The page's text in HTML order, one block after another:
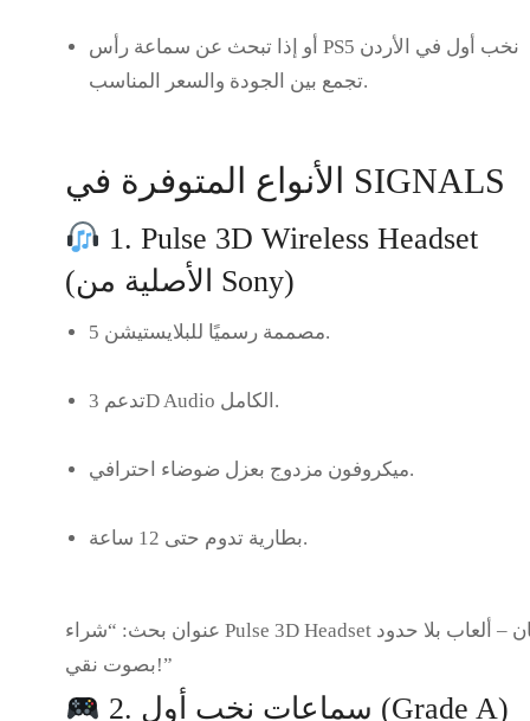
أو إذا تبحث عن
سماعة رأس PS5 نخب أول في الأردن
تجمع بين الجودة والسعر المناسب.
الأنواع المتوفرة في SIGNALS
1. Pulse 3D Wireless Headset
(الأصلية من Sony)
مصممة رسميًا للبلايستيشن 5.
تدعم3D Audio الكامل.
ميكروفون مزدوج بعزل ضوضاء احترافي.
بطارية تدوم حتى 12 ساعة.
عنوان بحث: “شراء Pulse 3D Headset عمّان – ألعاب بلا حدود
بصوت نقي!”
2. سماعات نخب أول (Grade A)